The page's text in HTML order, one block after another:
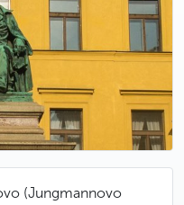
(Jungmannovo